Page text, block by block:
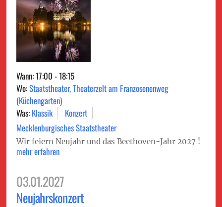
Wann: 17:00 - 18:15
Wo:Staatstheater, Theaterzelt am Franzosenenweg
(Küchengarten)
Was: Klassik
Konzert
Mecklenburgisches Staatstheater
Wir feiern Neujahr und das Beethoven-Jahr 2027 !
mehr erfahren
03.01.2027
Neujahrskonzert